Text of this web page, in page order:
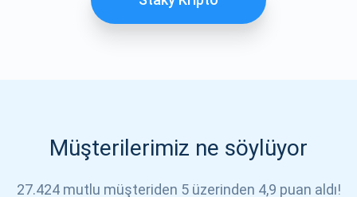
Müşterilerimiz ne söylüyor
27.424 mutlu müşteriden 5 üzerinden 4,9 puan aldı!